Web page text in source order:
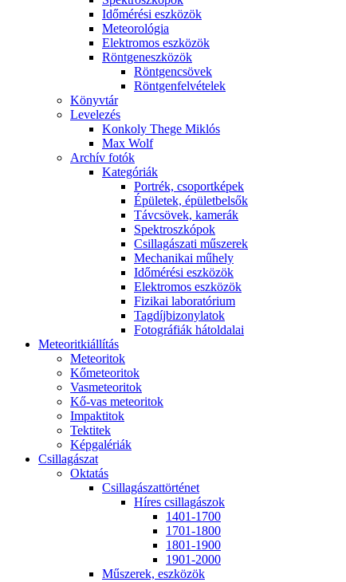
Idő­mé­ré­si esz­kö­zök
Me­te­o­ro­ló­gia
Elekt­ro­mos esz­kö­zök
Rönt­gen­esz­kö­zök
Rönt­gen­csö­vek
Rönt­gen­fel­vé­te­lek
Könyv­tár
Le­ve­le­zés
Kon­koly The­ge Mik­lós
Max Wolf
Ar­chív fo­tók
Ka­te­gó­ri­ák
Port­rék, cso­port­ké­pek
Épü­le­tek, épü­let­bel­sők
Táv­csö­vek, ka­me­rák
Spekt­rosz­kó­pok
Csil­la­gá­sza­ti mű­sze­rek
Me­cha­ni­kai mű­hely
Idő­mé­ré­si esz­kö­zök
Elekt­ro­mos esz­kö­zök
Fi­zi­kai la­bo­ra­tó­ri­um
Tag­díj­bi­zony­la­tok
Fo­tog­rá­fi­ák hát­ol­da­lai
Me­te­o­rit­ki­ál­lí­tás
Me­te­o­ri­tok
Kő­me­te­o­ri­tok
Vas­me­te­o­ri­tok
Kő-vas me­te­o­ri­tok
Imp­ak­ti­tok
Tek­ti­tek
Kép­ga­lé­ri­ák
Csil­la­gá­szat
Ok­ta­tás
Csil­la­gá­szat­tör­té­net
Hí­res csil­la­gá­szok
1401-1700
1701-1800
1801-1900
1901-2000
Mű­sze­rek, esz­kö­zök